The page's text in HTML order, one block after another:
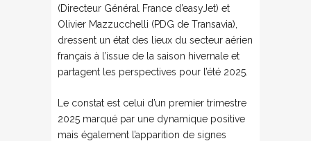
(Directeur Général France d’easyJet) et
Olivier Mazzucchelli (PDG de Transavia),
dressent un état des lieux du secteur aérien
français à l’issue de la saison hivernale et
partagent les perspectives pour l’été 2025.
Le constat est celui d’un premier trimestre
2025 marqué par une dynamique positive
mais également l’apparition de signes